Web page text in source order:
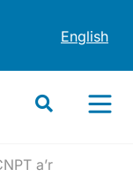
English
a’r